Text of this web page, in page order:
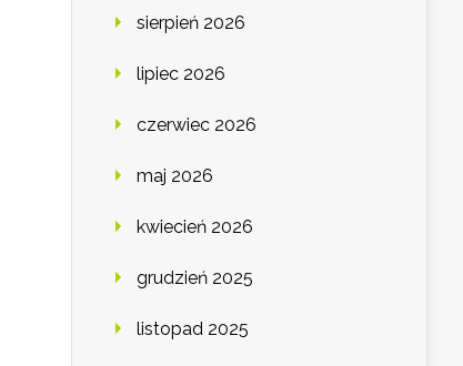
sierpień 2026
lipiec 2026
czerwiec 2026
maj 2026
kwiecień 2026
grudzień 2025
listopad 2025